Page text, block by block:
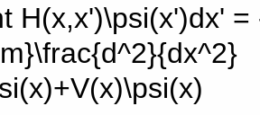
H(x,x')\psi(x')dx'